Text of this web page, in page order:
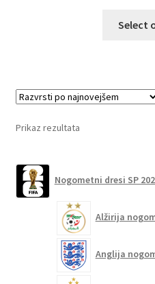
Select
Prikaz rezultata
Nogometni dresi SP
Alžirija
Anglija